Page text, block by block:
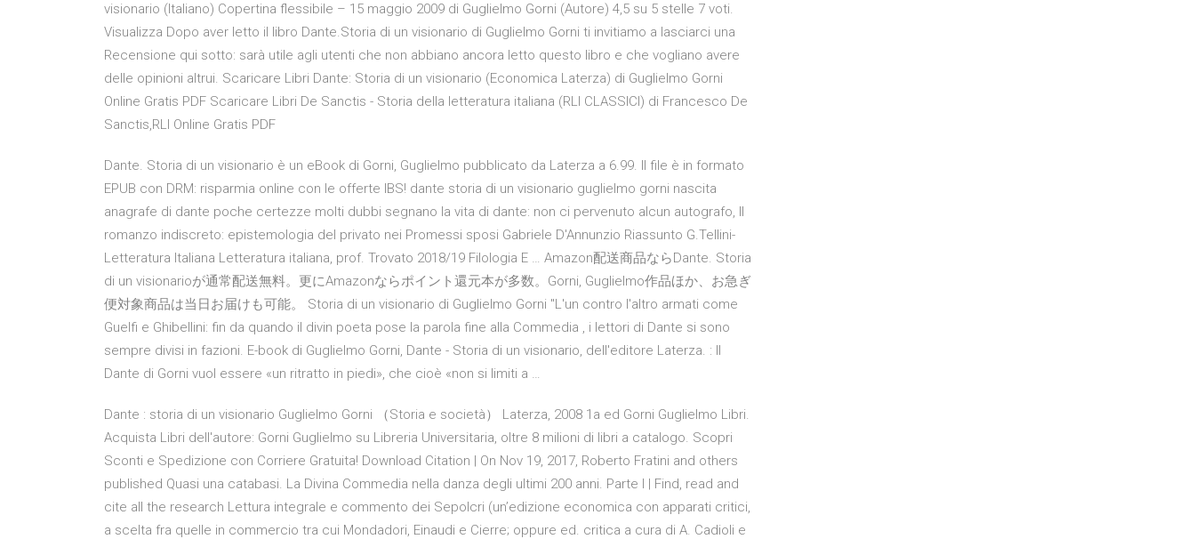
visionario (Italiano) Copertina flessibile – 15 maggio 2009 di Guglielmo Gorni (Autore) 4,5 su 5 stelle 7 voti.
Visualizza Dopo aver letto il libro Dante.Storia di un visionario di Guglielmo Gorni ti invitiamo a lasciarci una
Recensione qui sotto: sarà utile agli utenti che non abbiano ancora letto questo libro e che vogliano avere
delle opinioni altrui. Scaricare Libri Dante: Storia di un visionario (Economica Laterza) di Guglielmo Gorni
Online Gratis PDF Scaricare Libri De Sanctis - Storia della letteratura italiana (RLI CLASSICI) di Francesco De
Sanctis,RLI Online Gratis PDF
Dante. Storia di un visionario è un eBook di Gorni, Guglielmo pubblicato da Laterza a 6.99. Il file è in formato
EPUB con DRM: risparmia online con le offerte IBS! dante storia di un visionario guglielmo gorni nascita
anagrafe di dante poche certezze molti dubbi segnano la vita di dante: non ci pervenuto alcun autografo, Il
romanzo indiscreto: epistemologia del privato nei Promessi sposi Gabriele D'Annunzio Riassunto G.Tellini-
Letteratura Italiana Letteratura italiana, prof. Trovato 2018/19 Filologia E … Amazon配送商品ならDante. Storia
di un visionarioが通常配送無料。更にAmazonならポイント還元本が多数。Gorni, Guglielmo作品ほか、お急ぎ
便対象商品は当日お届けも可能。 Storia di un visionario di Guglielmo Gorni "L'un contro l'altro armati come
Guelfi e Ghibellini: fin da quando il divin poeta pose la parola fine alla Commedia , i lettori di Dante si sono
sempre divisi in fazioni. E-book di Guglielmo Gorni, Dante - Storia di un visionario, dell'editore Laterza. : Il
Dante di Gorni vuol essere «un ritratto in piedi», che cioè «non si limiti a …
Dante : storia di un visionario Guglielmo Gorni （Storia e società） Laterza, 2008 1a ed Gorni Guglielmo Libri.
Acquista Libri dell'autore: Gorni Guglielmo su Libreria Universitaria, oltre 8 milioni di libri a catalogo. Scopri
Sconti e Spedizione con Corriere Gratuita! Download Citation | On Nov 19, 2017, Roberto Fratini and others
published Quasi una catabasi. La Divina Commedia nella danza degli ultimi 200 anni. Parte I | Find, read and
cite all the research Lettura integrale e commento dei Sepolcri (un’edizione economica con apparati critici,
a scelta fra quelle in commercio tra cui Mondadori, Einaudi e Cierre; oppure ed. critica a cura di A. Cadioli e